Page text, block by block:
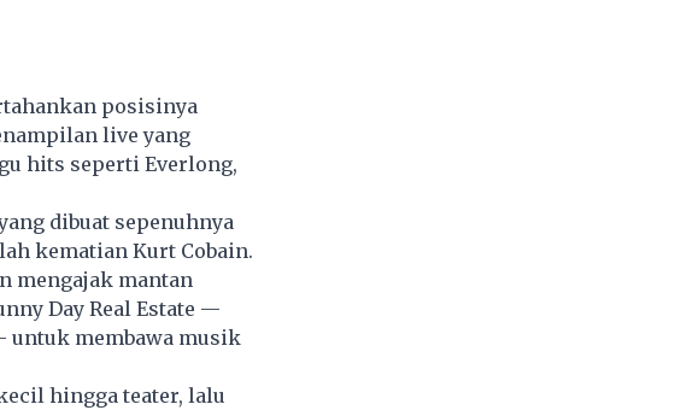
posisinya
live yang
hits seperti Everlong,
dibuat sepenuhnya
kematian Kurt Cobain.
mengajak mantan
Day Real Estate —
untuk membawa musik
hingga teater, lalu